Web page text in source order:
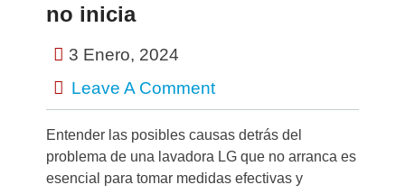
no inicia
3 Enero, 2024
Leave A Comment
Entender las posibles causas detrás del
problema de una lavadora LG que no arranca es
esencial para tomar medidas efectivas y